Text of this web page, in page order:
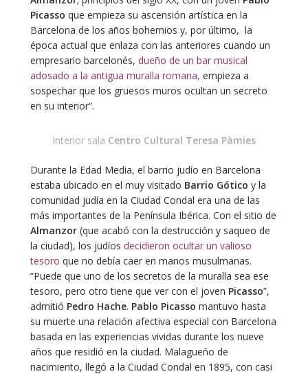
Picasso que empieza su ascensión artística en la
Barcelona de los años bohemios y, por último, la
época actual que enlaza con las anteriores cuando un
empresario barcelonés, dueño de un bar musical
adosado a la antigua muralla romana, empieza a
sospechar que los gruesos muros ocultan un secreto
en su interior”.
Interior sala Centro Cultural Teresa Pàmies
Durante la Edad Media, el barrio judío en Barcelona
estaba ubicado en el muy visitado Barrio Gótico y la
comunidad judía en la Ciudad Condal era una de las
más importantes de la Península Ibérica. Con el sitio de
Almanzor(que acabó con la destrucción y saqueo de
la ciudad), los judíos decidieron ocultar un valioso
tesoro que no debía caer en manos musulmanas.
“Puede que uno de los secretos de la muralla sea ese
tesoro, pero otro tiene que ver con el joven Picasso”,
admitió Pedro Hache. Pablo Picasso mantuvo hasta
su muerte una relación afectiva especial con Barcelona
basada en las experiencias vividas durante los nueve
años que residió en la ciudad. Malagueño de
nacimiento, llegó a la Ciudad Condal en 1895, con casi